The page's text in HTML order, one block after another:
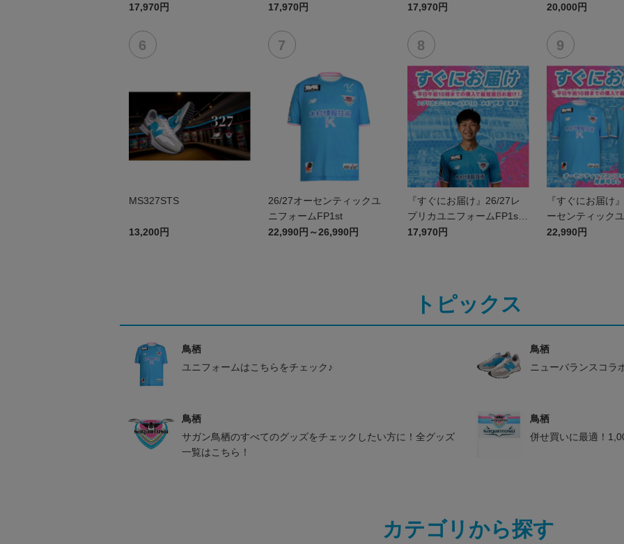
No.17 SAGANTINO
17,970円
No.10 鈴木 大馳
17,970円
No.16 西澤 健太
17,970円
20,000円
MS327STS
13,200円
26/27オーセンティックユ
ニフォームFP1st
22,990円～26,990円
『すぐにお届け』26/27レ
プリカユニフォームFP1st
No.47 伊澤 璃来
17,970円
『すぐにお届け
ーセンティック
ムFP1st 背番号
22,990円
トピックス
鳥栖
ユニフォームはこちらをチェック♪
鳥栖
ニューバランスコラ
鳥栖
サガン鳥栖のすべてのグッズをチェックしたい方に！全グッズ
一覧はこちら！
鳥栖
併せ買いに最適！
カテゴリから探す